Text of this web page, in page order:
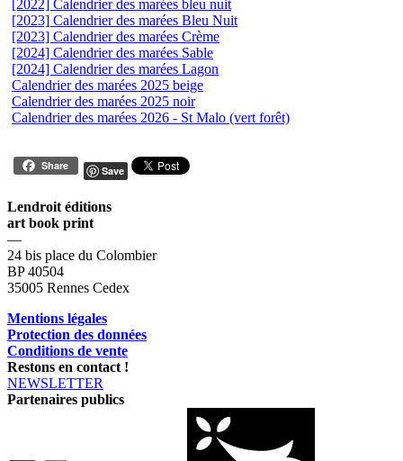
[2022] Calendrier des marées bleu nuit
[2023] Calendrier des marées Bleu Nuit
[2023] Calendrier des marées Crème
[2024] Calendrier des marées Sable
[2024] Calendrier des marées Lagon
Calendrier des marées 2025 beige
Calendrier des marées 2025 noir
Calendrier des marées 2026 - St Malo (vert forêt)
Share Save
Lendroit éditions
art book print
—
24 bis place du Colombier
BP 40504
35005 Rennes Cedex
Mentions légales
Protection des données
Conditions de vente
Restons en contact !
NEWSLETTER
Partenaires publics